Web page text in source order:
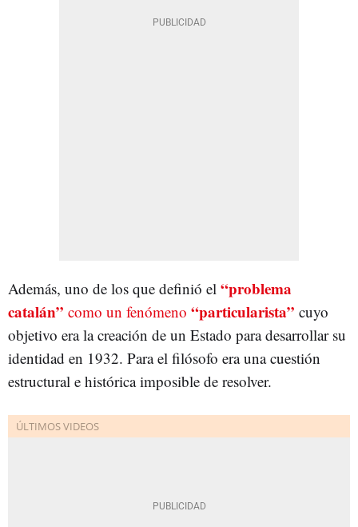
Además, uno de los que definió el “problema
catalán” como un fenómeno “particularista” cuyo
objetivo era la creación de un Estado para desarrollar su
identidad en 1932. Para el filósofo era una cuestión
estructural e histórica imposible de resolver.